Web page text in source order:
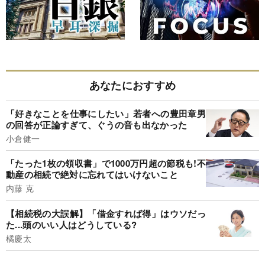
あなたにおすすめ
「好きなことを仕事にしたい」若者への豊田章男
の回答が正論すぎて、ぐうの音も出なかった
小倉健一
「たった1枚の領収書」で1000万円超の節税も!不
動産の相続で絶対に忘れてはいけないこと
内藤 克
【相続税の大誤解】「借金すれば得」はウソだっ
た...頭のいい人はどうしている?
橘慶太